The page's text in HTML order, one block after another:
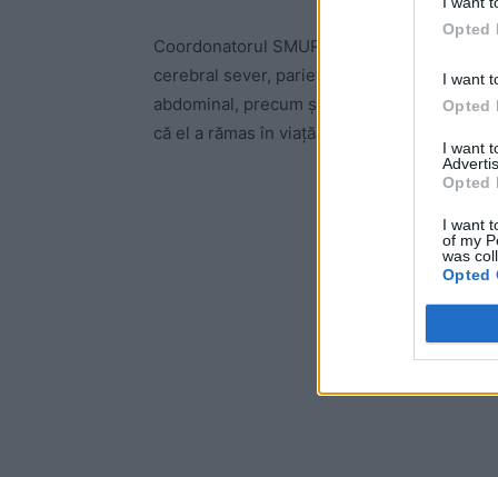
Opted
I want
Opted
I want
Opted
I want
of my
was
Opted
Coordonatorul SMURD Iaşi,
cerebral sever, parieto-temporal drept,
abdominal, precum şi fracturi faciale
că el a rămas în viață după asemenea ravagii.